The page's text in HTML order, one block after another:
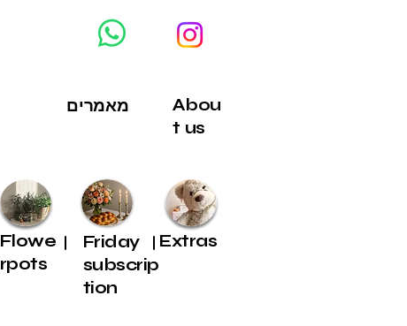
Flowe
rpots
מאמרים
Abou
t us
Friday
subscrip
tion
Extras